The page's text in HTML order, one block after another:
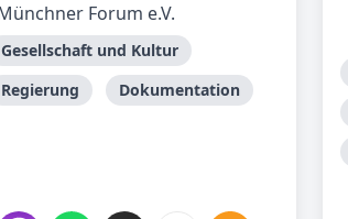
Forum e.V.
Gesellschaft und Kultur
Regierung
Dokumentation